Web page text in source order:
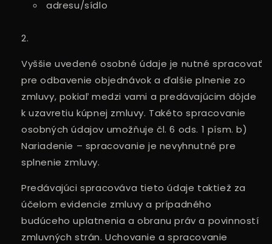
adresu/sídlo
Vyššie uvedené osobné údaje je nutné spracovať
pre odbavenie objednávok a ďalšie plnenie zo
zmluvy, pokiaľ medzi vami a predávajúcim dôjde
k uzavretiu kúpnej zmluvy. Takéto spracovanie
osobných údajov umožňuje čl. 6 ods. 1 písm. b)
Nariadenie – spracovanie je nevyhnutné pre
splnenie zmluvy.
Predávajúci spracováva tieto údaje taktiež za
účelom evidencie zmluvy a prípadného
budúceho uplatnenia a obranu práv a povinností
zmluvných strán. Uchovanie a spracovanie